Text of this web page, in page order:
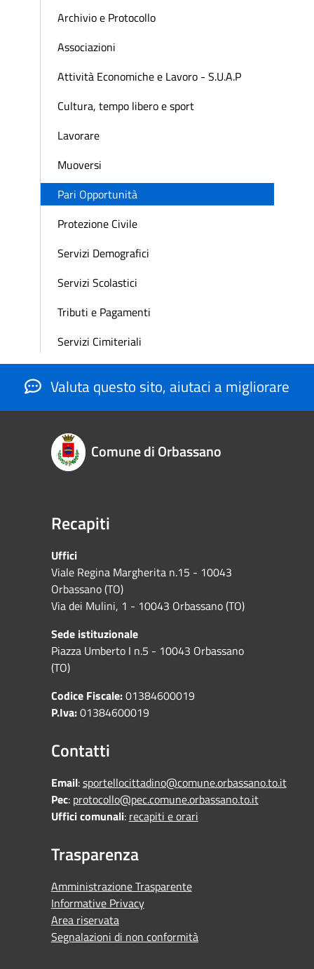
Archivio e Protocollo
Associazioni
Attività Economiche e Lavoro - S.U.A.P
Cultura, tempo libero e sport
Lavorare
Muoversi
Pari Opportunità
Protezione Civile
Servizi Demografici
Servizi Scolastici
Tributi e Pagamenti
Servizi Cimiteriali
Valuta questo sito, aiutaci a migliorare
Comune di Orbassano
Recapiti
Uffici
Viale Regina Margherita n.15 - 10043
Orbassano (TO)
Via dei Mulini, 1 - 10043 Orbassano (TO)
Sede istituzionale
Piazza Umberto I n.5 - 10043 Orbassano
(TO)
Codice Fiscale:01384600019
P.Iva:01384600019
Contatti
Email:sportellocittadino@comune.orbassano.to.it
Pec: protocollo@pec.comune.orbassano.to.it
Uffici comunali: recapiti e orari
Trasparenza
Amministrazione Trasparente
Informative Privacy
Area riservata
Segnalazioni di non conformità